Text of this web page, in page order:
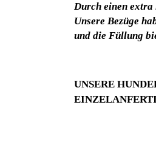
Durch einen extra
Unsere Bezüge
und die Füllung
UNSERE